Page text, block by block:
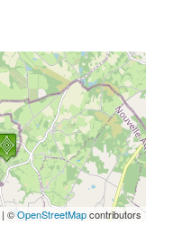
| ©OpenStreetMapcontributors